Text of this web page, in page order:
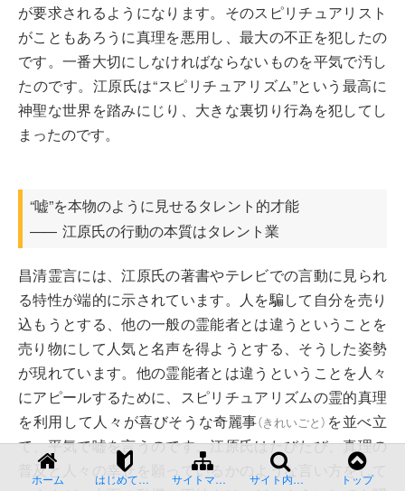
が要求されるようになります。そのスピリチュアリスト
がこともあろうに真理を悪用し、最大の不正を犯したの
です。一番大切にしなければならないものを平気で汚し
たのです。江原氏は“スピリチュアリズム”という最高に
神聖な世界を踏みにじり、大きな裏切り行為を犯してし
まったのです。
“嘘”を本物のように見せるタレント的才能
―― 江原氏の行動の本質はタレント業
昌清霊言には、江原氏の著書やテレビでの言動に見られ
る特性が端的に示されています。人を騙して自分を売り
込もうとする、他の一般の霊能者とは違うということを
売り物にして人気と名声を得ようとする、そうした姿勢
が現れています。他の霊能者とは違うということを人々
にアピールするために、スピリチュアリズムの霊的真理
を利用して人々が喜びそうな奇麗事（きれいごと） を並べ立
て、平気で嘘を言うのです。江原氏はたびたび、真理の
普及と人々の幸せを願っているかのような言い方をして
ホーム はじめての方へ サイトマップ サイト内検索 トップ